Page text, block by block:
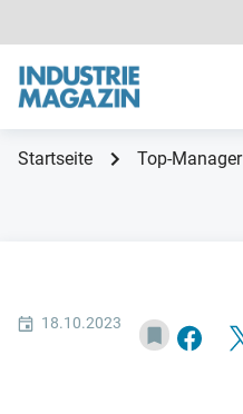
Startseite Top-Manager
18.10.2023